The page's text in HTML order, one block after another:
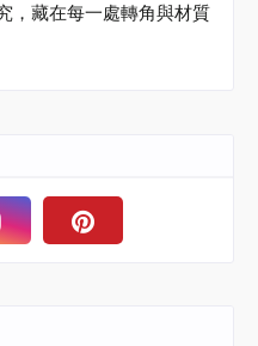
，藏在每一處轉角與材質